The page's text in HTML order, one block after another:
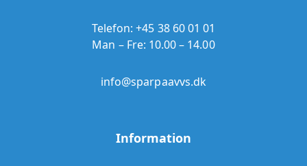
Telefon:+45 38 60 01 01
Man – Fre: 10.00 – 14.00
info@sparpaavvs.dk
Information